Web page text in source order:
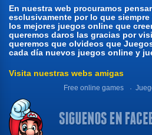
En nuestra web procuramos
esclusivamente por lo que
los mejores juegos online que
queremos daros las gracias por
queremos que olvideos que
cada día nuevos juegos online y
Visita nuestras webs amigas
Free online games